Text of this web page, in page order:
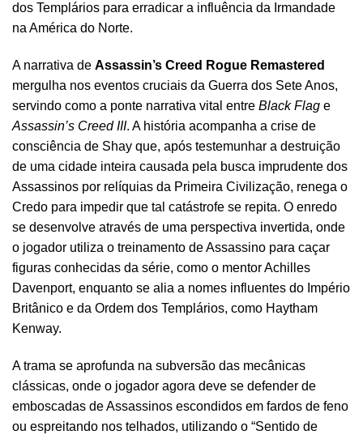
dos Templários para erradicar a influência da Irmandade
na América do Norte.
A narrativa de Assassin’s Creed Rogue Remastered
mergulha nos eventos cruciais da Guerra dos Sete Anos,
servindo como a ponte narrativa vital entre Black Flag e
Assassin’s Creed III. A história acompanha a crise de
consciência de Shay que, após testemunhar a destruição
de uma cidade inteira causada pela busca imprudente dos
Assassinos por relíquias da Primeira Civilização, renega o
Credo para impedir que tal catástrofe se repita. O enredo
se desenvolve através de uma perspectiva invertida, onde
o jogador utiliza o treinamento de Assassino para caçar
figuras conhecidas da série, como o mentor Achilles
Davenport, enquanto se alia a nomes influentes do Império
Britânico e da Ordem dos Templários, como Haytham
Kenway.
A trama se aprofunda na subversão das mecânicas
clássicas, onde o jogador agora deve se defender de
emboscadas de Assassinos escondidos em fardos de feno
ou espreitando nos telhados, utilizando o “Sentido de